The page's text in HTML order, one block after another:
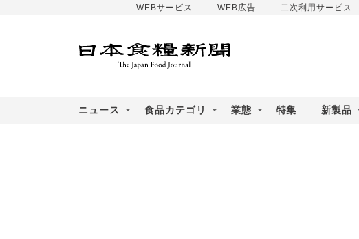
WEBサービス WEB広告 二次利用サービス
ニュース 食品カテゴリ 業態 特集 新製品